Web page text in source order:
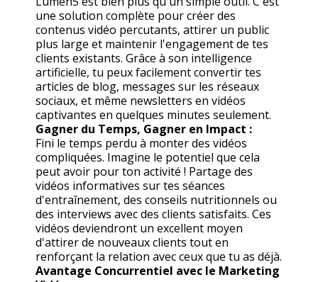
une solution complète pour créer des
contenus vidéo percutants, attirer un public
plus large et maintenir l'engagement de tes
clients existants. Grâce à son intelligence
artificielle, tu peux facilement convertir tes
articles de blog, messages sur les réseaux
sociaux, et même newsletters en vidéos
captivantes en quelques minutes seulement.
Gagner du Temps, Gagner en Impact :
Fini le temps perdu à monter des vidéos
compliquées. Imagine le potentiel que cela
peut avoir pour ton activité ! Partage des
vidéos informatives sur tes séances
d'entraînement, des conseils nutritionnels ou
des interviews avec des clients satisfaits. Ces
vidéos deviendront un excellent moyen
d'attirer de nouveaux clients tout en
renforçant la relation avec ceux que tu as déjà.
Avantage Concurrentiel avec le Marketing